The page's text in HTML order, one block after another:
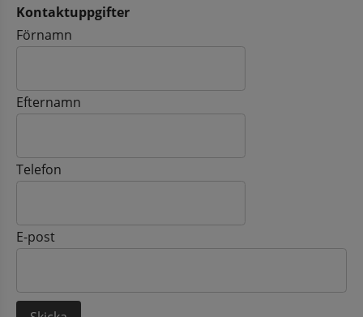
Kontaktuppgifter
Kontaktuppgifter
Förnamn
Efternamn
Telefon
E-post